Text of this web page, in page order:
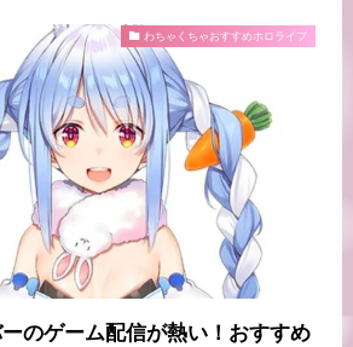
わちゃくちゃおすすめホロライブ
のゲーム配信が熱い！おすすめ